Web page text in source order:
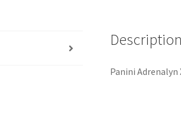
Description
Panini Adrenalyn